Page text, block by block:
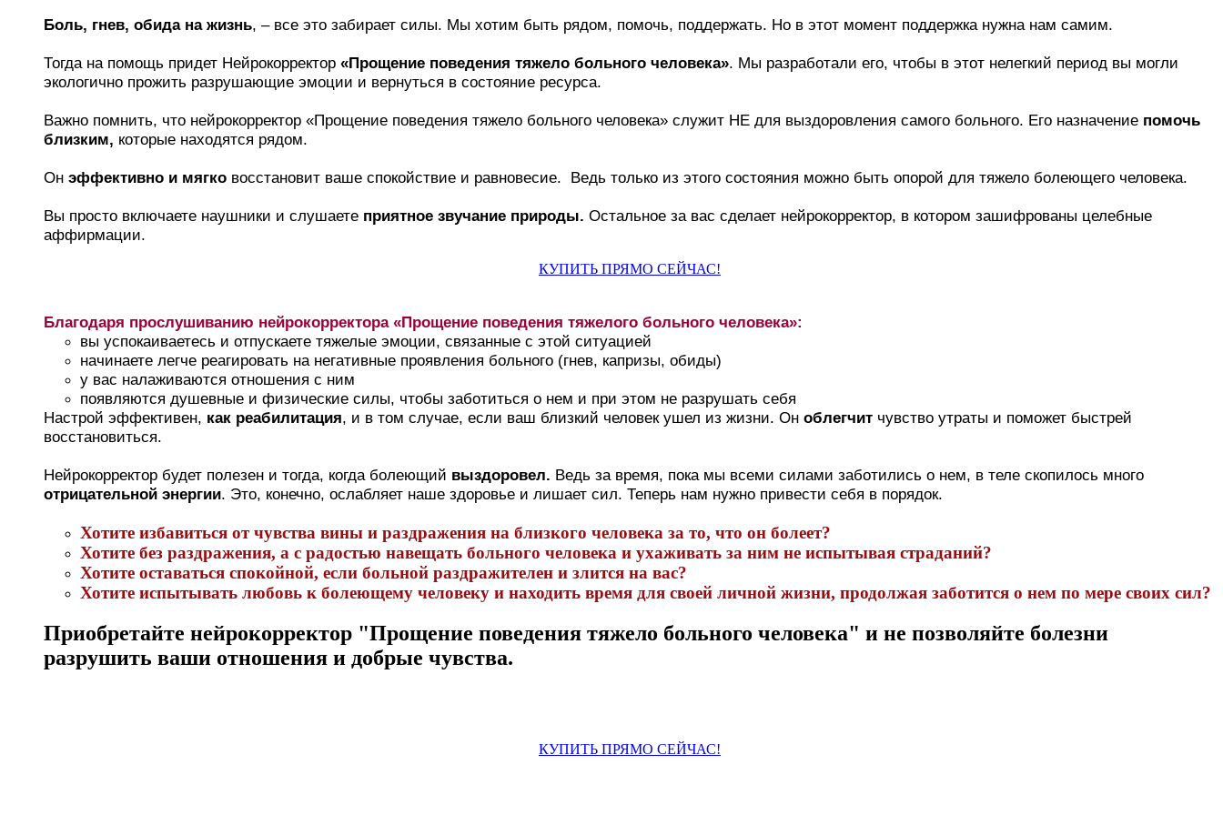
Боль, гнев, обида на жизнь, – все это забирает силы. Мы хотим быть рядом, помочь, поддержать. Но в этот момент поддержка нужна нам самим.
Тогда на помощь придет Нейрокорректор «Прощение поведения тяжело больного человека». Мы разработали его, чтобы в этот нелегкий период вы могли
экологично прожить разрушающие эмоции и вернуться в состояние ресурса.
Важно помнить, что нейрокорректор «Прощение поведения тяжело больного человека» служит НЕ для выздоровления самого больного. Его назначение помочь
близким, которые находятся рядом.
Он эффективно и мягко восстановит ваше спокойствие и равновесие. Ведь только из этого состояния можно быть опорой для тяжело болеющего человека.
Вы просто включаете наушники и слушаете приятное звучание природы. Остальное за вас сделает нейрокорректор, в котором зашифрованы целебные
аффирмации.
КУПИТЬ ПРЯМО СЕЙЧАС!
Благодаря прослушиванию нейрокорректора «Прощение поведения тяжелого больного человека»:
вы успокаиваетесь и отпускаете тяжелые эмоции, связанные с этой ситуацией
начинаете легче реагировать на негативные проявления больного (гнев, капризы, обиды)
у вас налаживаются отношения с ним
появляются душевные и физические силы, чтобы заботиться о нем и при этом не разрушать себя
Настрой эффективен, как реабилитация, и в том случае, если ваш близкий человек ушел из жизни. Он облегчит чувство утраты и поможет быстрей
восстановиться.
Нейрокорректор будет полезен и тогда, когда болеющий выздоровел. Ведь за время, пока мы всеми силами заботились о нем, в теле скопилось много
отрицательной энергии. Это, конечно, ослабляет наше здоровье и лишает сил. Теперь нам нужно привести себя в порядок.
Хотите избавиться от чувства вины и раздражения на близкого человека за то, что он болеет?
Хотите без раздражения, а с радостью навещать больного человека и ухаживать за ним не испытывая страданий?
Хотите оставаться спокойной, если больной раздражителен и злится на вас?
Хотите испытывать любовь к болеющему человеку и находить время для своей личной жизни, продолжая заботится о нем по мере своих сил?
Приобретайте нейрокорректор "Прощение поведения тяжело больного человека" и не позволяйте болезни
разрушить ваши отношения и добрые чувства.
КУПИТЬ ПРЯМО СЕЙЧАС!